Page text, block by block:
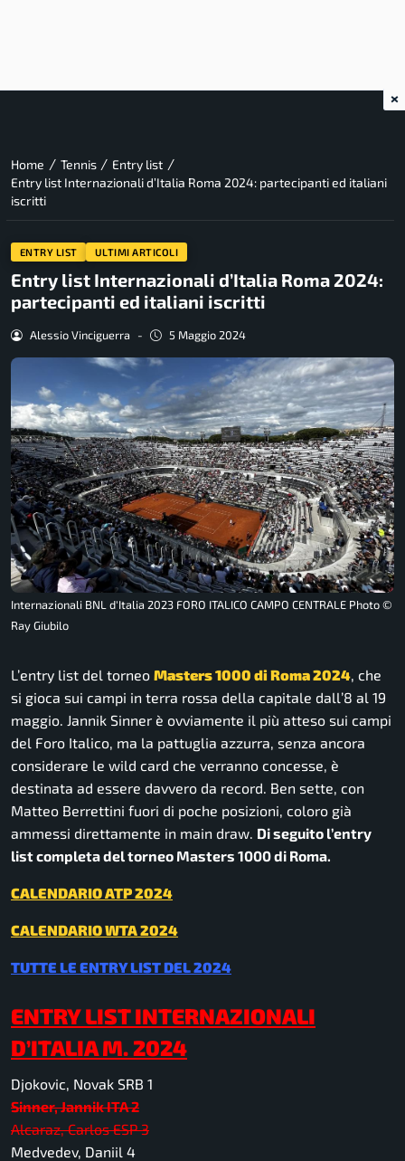
Home / Tennis / Entry list /
Entry list Internazionali d’Italia Roma 2024: partecipanti ed italiani
iscritti
ENTRY LIST ULTIMI ARTICOLI
Entry list Internazionali d’Italia Roma 2024:
partecipanti ed italiani iscritti
Alessio Vinciguerra - 5 Maggio 2024
Internazionali BNL d'Italia 2023 FORO ITALICO CAMPO CENTRALE Photo ©
Ray Giubilo
L’entry list del torneo Masters 1000 di Roma 2024, che
si gioca sui campi in terra rossa della capitale dall’8 al 19
maggio. Jannik Sinner è ovviamente il più atteso sui campi
del Foro Italico, ma la pattuglia azzurra, senza ancora
considerare le wild card che verranno concesse, è
destinata ad essere davvero da record. Ben sette, con
Matteo Berrettini fuori di poche posizioni, coloro già
ammessi direttamente in main draw. Di seguito l’entry
list completa del torneo Masters 1000 di Roma.
CALENDARIO ATP 2024
CALENDARIO WTA 2024
TUTTE LE ENTRY LIST DEL 2024
ENTRY LIST INTERNAZIONALI
D’ITALIA M. 2024
Djokovic, Novak SRB 1
Sinner, Jannik ITA 2
Alcaraz, Carlos ESP 3
Medvedev, Daniil 4
×